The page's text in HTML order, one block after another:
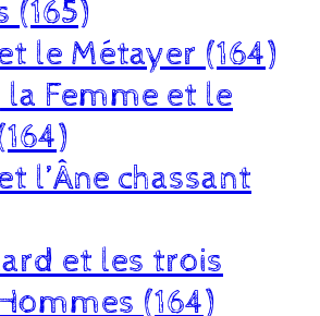
(165)
le Métayer (164)
la Femme et le
l’Âne chassant
et les trois
(164)